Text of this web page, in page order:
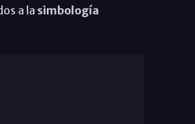
a la simbología